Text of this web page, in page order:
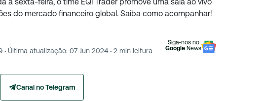
do mercado financeiro global. Saiba como acompanhar!
· Última atualização: 07 Jun 2024 · 2 min leitura
Siga-nos no
Google News
Canal no Telegram